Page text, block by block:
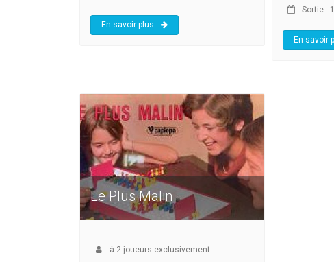
En savoir plus
Sortie :
En savoir
Le Plus Malin
à 2 joueurs exclusivement